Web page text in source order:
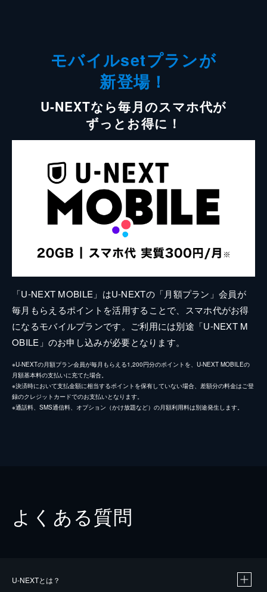
モバイルsetプランが
新登場！
U-NEXTなら毎月のスマホ代が
ずっとお得に！
「U-NEXT MOBILE」はU-NEXTの「月額プラン」会員が
毎月もらえるポイントを活用することで、スマホ代がお得
になるモバイルプランです。ご利用には別途「U-NEXT M
OBILE」のお申し込みが必要となります。
※U-NEXTの月額プラン会員が毎月もらえる1,200円分のポイントを、U-NEXT MOBILEの
月額基本料の支払いに充てた場合。
※決済時において支払金額に相当するポイントを保有していない場合、差額分の料金はご登
録のクレジットカードでのお支払いとなります。
※通話料、SMS通信料、オプション（かけ放題など）の月額利用料は別途発生します。
よくある質問
U-NEXTとは？